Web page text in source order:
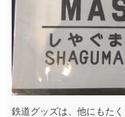
鉄道グッズは、他にもた